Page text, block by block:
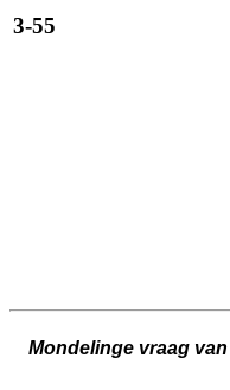
3-55
Mondelinge vraag